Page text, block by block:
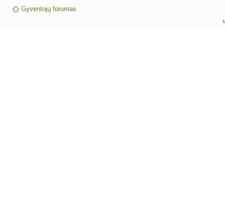
Gyventojų forumas